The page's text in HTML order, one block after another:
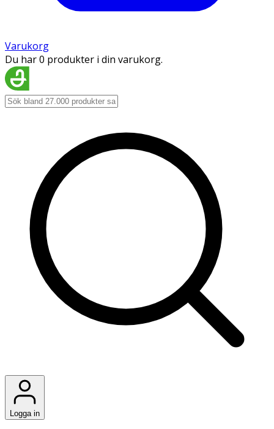
Varukorg
Du har 0 produkter i din varukorg.
Logga in